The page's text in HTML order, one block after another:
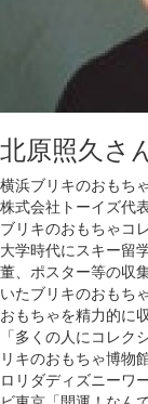
北原照久さ
横浜ブリキのおもち
株式会社トーイズ代
ブリキのおもちゃコ
大学時代にスキー留
董、ポスター等の収
いたブリキのおもち
おもちゃを精力的に
「多くの人にコレ
リキのおもちゃ博物
ロリダディズニーワ